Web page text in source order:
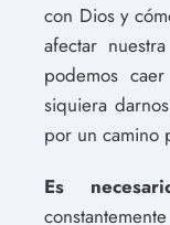
con Dios y
afectar
podemos
siquiera
por un camino
Es